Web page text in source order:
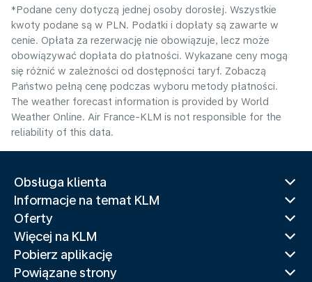
*Podane ceny dotyczą jednej osoby dorosłej. Wszystkie
kwoty podane są w PLN. Podatki i dopłaty są zawarte w
cenie. Opłata za rezerwację nie obowiązuje, lecz może
obowiązywać dopłata do płatności. Wykazane ceny mogą
się różnić w zależności od dostępności taryf. Zobaczą
Państwo pełną cenę podczas wyboru metody płatności.
The weather forecast information is provided by World
Weather Online. Air France-KLM is not responsible for the
reliability of this data.
Obsługa klienta
Informacje na temat KLM
Oferty
Więcej na KLM
Pobierz aplikację
Powiązane strony